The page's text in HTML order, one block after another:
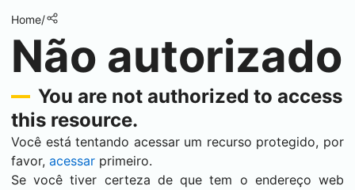
Home/
Não autorizado
You are not authorized to access
this resource.
Você está tentando acessar um recurso protegido, por
favor, acessar primeiro.
Se você tiver certeza de que tem o endereço web